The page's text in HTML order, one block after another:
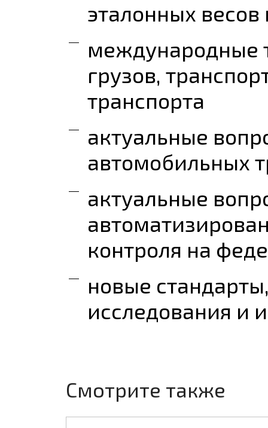
эталонных весов
международные
грузов,
транспорта
актуальные
автомобильных
актуальные
контроля на
новые
исследования и
Смотрите также